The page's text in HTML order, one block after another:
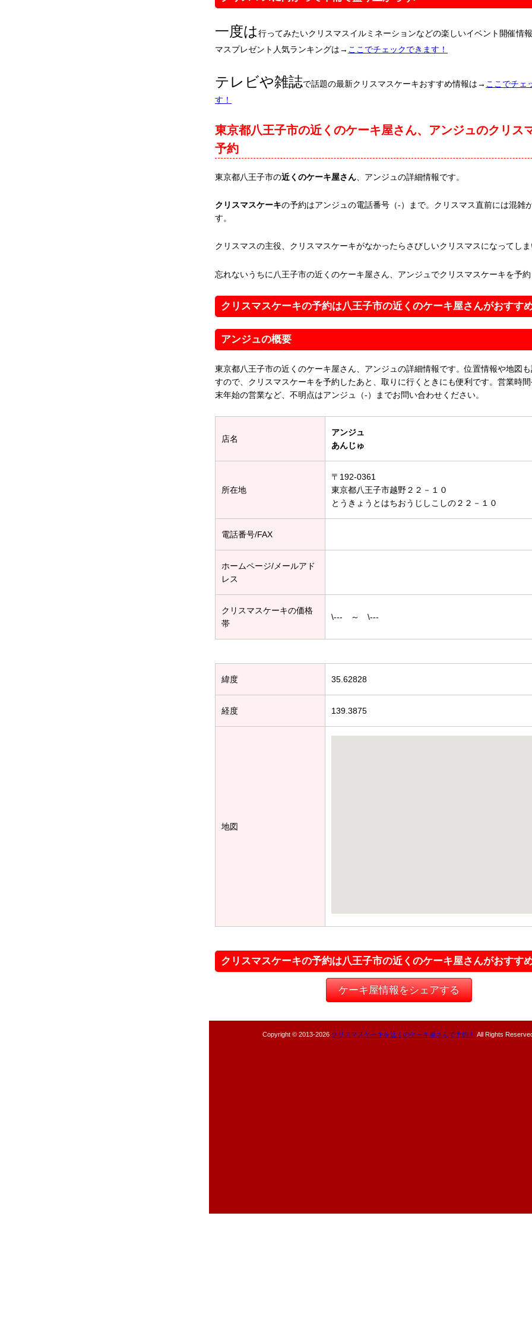
一度は行ってみたいクリスマスイルミネーションなどの楽しいイベント開催情
マスプレゼント人気ランキングは→ ここでチェックできます！
テレビや雑誌で話題の最新クリスマスケーキおすすめ情報は→ ここでチェ
す！
東京都八王子市の近くのケーキ屋さん、アンジュのクリス
予約
東京都八王子市の近くのケーキ屋さん 、アンジュの詳細情報です。
クリスマスケーキの予約はアンジュの電話番号（-）まで。クリスマス直前には混雑
す。
クリスマスの主役、クリスマスケーキがなかったらさびしいクリスマスになってしま
忘れないうちに八王子市の近くのケーキ屋さん、アンジュでクリスマスケーキを予約
クリスマスケーキの予約は八王子市の近くのケーキ屋さんがおすすめ
アンジュの概要
東京都八王子市の近くのケーキ屋さん、アンジュの詳細情報です。位置情報や地図も
すので、クリスマスケーキを予約したあと、取りに行くときにも便利です。営業時
末年始の営業など、不明点はアンジュ（-）までお問い合わせください。
店名
アンジュ
あんじゅ
所在地
〒192-0361
東京都八王子市越野２２－１０
とうきょうとはちおうじしこしの２２－１０
電話番号/FAX
ホームページ/メールアド
レス
クリスマスケーキの価格
帯
\--- ～ \---
緯度 35.62828
経度 139.3875
地図
クリスマスケーキの予約は八王子市の近くのケーキ屋さんがおすすめ
ケーキ屋情報をシェアする
Copyright © 2013-2026 クリスマスケーキを近くのケーキ屋さんで予約！ All Rights